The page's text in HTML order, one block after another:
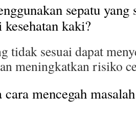
sepatu yang
kaki?
tidak sesuai dapat
meningkatkan risiko
mencegah